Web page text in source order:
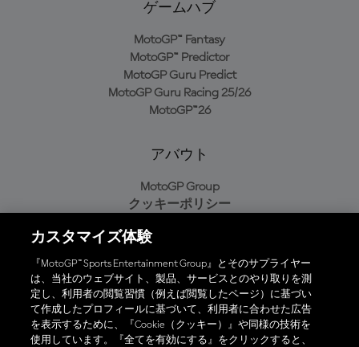
ゲームハブ
MotoGP™ Fantasy
MotoGP™ Predictor
MotoGP Guru Predict
MotoGP Guru Racing 25/26
MotoGP™26
アバウト
MotoGP Group
クッキーポリシー
プライバシーポリシー
購入ポリシー
オフィシャルアプリ
カスタマイズ体験
『MotoGP™ Sports Entertainment Group』とそのサプライヤー
は、当社のウェブサイト、製品、サービスとのやり取りを測
定し、利用者の閲覧習慣（例えば閲覧したページ）に基づい
て作成したプロフィールに基づいて、利用者に合わせた広告
を表示するために、『Cookie（クッキー）』や同様の技術を
使用しています。『全てを有効にする』をクリックすると、